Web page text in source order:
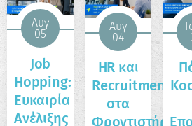
Αυγ
05
Job
Hopping:
Ευκαιρία
Ανέλιξης
Αυγ
04
HR και
Recruitment
στα
Φροντιστήρια